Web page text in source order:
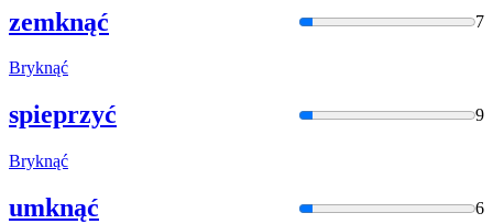
zemknąć 7
Bryknąć
spieprzyć 9
Bryknąć
umknąć 6